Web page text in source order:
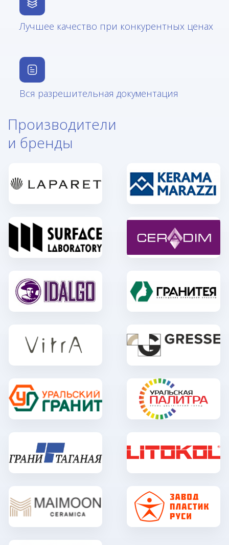
Лучшее качество при конкурентных ценах
Вся разрешительная документация
Производители
и бренды